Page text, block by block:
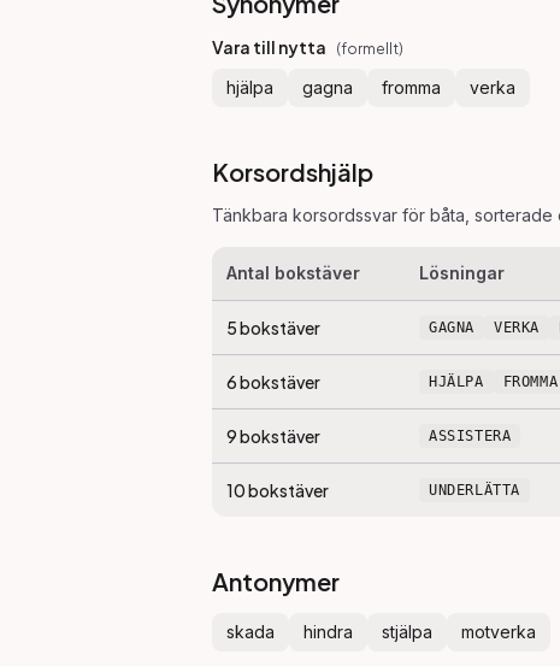
Vara till nytta (formellt)
hjälpa gagna fromma verka
Korsordshjälp
Tänkbara korsordssvar för båta ,
Antal bokstäver Lösningar
5bokstäver GAGNA VERKA
6bokstäver HJÄLPA FROMMA
9bokstäver ASSISTERA
10bokstäver UNDERLÄTTA
Antonymer
skada hindra stjälpa motverka